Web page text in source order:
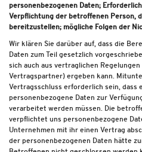
personenbezogenen Daten;
Verpflichtung der betroffenen Person,
bereitzustellen; mögliche Folgen der
Wir klären Sie darüber auf, dass die
Daten zum Teil gesetzlich
sich auch aus vertraglichen Regelungen
Vertragspartner) ergeben kann.
Vertragsschluss erforderlich sein, dass
personenbezogene Daten zur
verarbeitet werden müssen. Die
verpflichtet uns personenbezogene
Unternehmen mit ihr einen Vertrag
der personenbezogenen Daten hätte